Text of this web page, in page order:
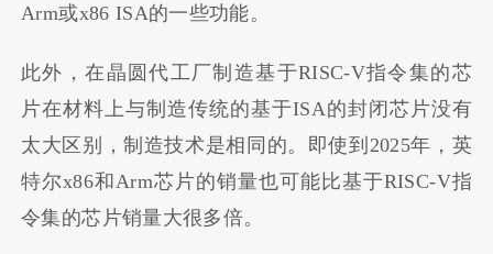
Arm或x86 ISA的一些功能。
此外，在晶圆代工厂制造基于RISC-V指令集的芯
片在材料上与制造传统的基于ISA的封闭芯片没有
太大区别，制造技术是相同的。即使到2025年，英
特尔x86和Arm芯片的销量也可能比基于RISC-V指
令集的芯片销量大很多倍。